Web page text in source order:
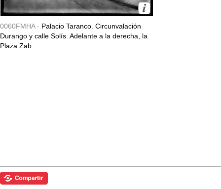
0060FMHA - Palacio Taranco. Circunvalación
Durango y calle Solís. Adelante a la derecha, la
Plaza Zab...